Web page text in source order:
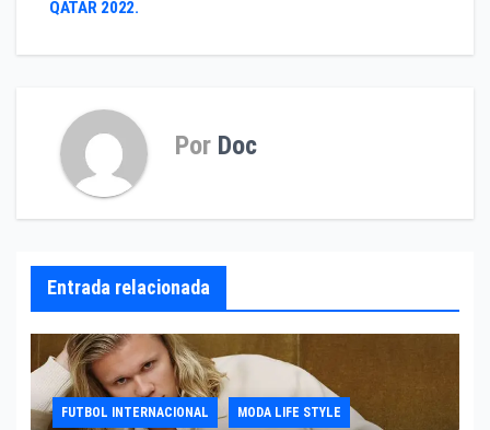
entradas
QATAR 2022.
Por Doc
Entrada relacionada
FUTBOL INTERNACIONAL MODA LIFE STYLE